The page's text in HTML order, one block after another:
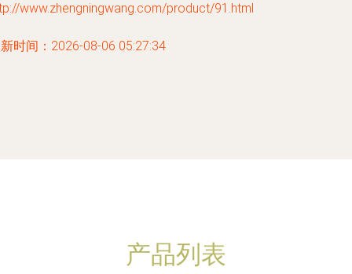
www.zhengningwang.com/product/91.html
时间：2026-08-06 05:27:34
产品列表